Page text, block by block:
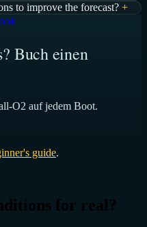
to improve the forecast? +
Buch einen
O2 auf jedem Boot.
guide.
for real?